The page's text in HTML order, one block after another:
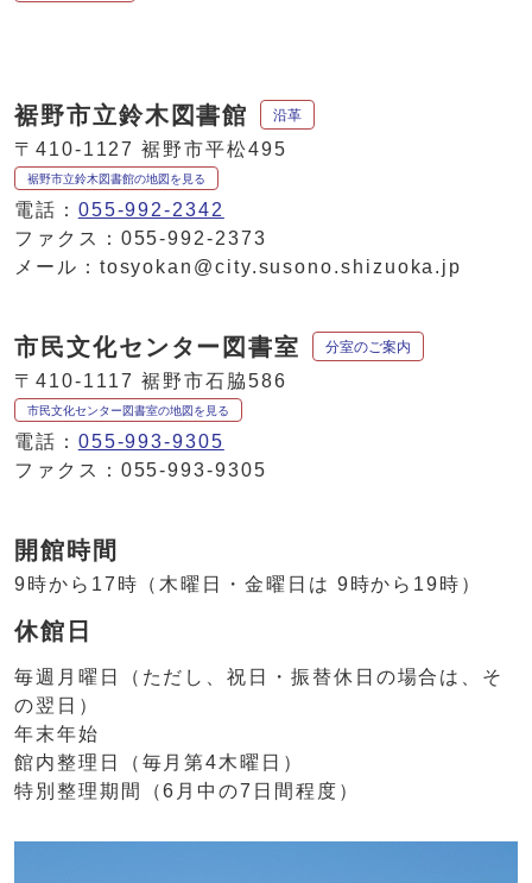
裾野市立鈴木図書館 沿革
〒410-1127 裾野市平松495
裾野市立鈴木図書館の地図を見る
電話： 055-992-2342
ファクス：055-992-2373
メール：tosyokan@city.susono.shizuoka.jp
市民文化センター図書室 分室のご案内
〒410-1117 裾野市石脇586
市民文化センター図書室の地図を見る
電話： 055-993-9305
ファクス：055-993-9305
開館時間
9時から17時（木曜日・金曜日は 9時から19時）
休館日
毎週月曜日（ただし、祝日・振替休日の場合は、そ
の翌日）
年末年始
館内整理日（毎月第4木曜日）
特別整理期間（6月中の7日間程度）